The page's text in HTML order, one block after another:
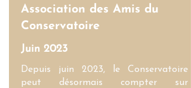
Association des Amis du
Conservatoire
Juin 2023
Depuis juin 2023, le Conservatoire
peut désormais compter sur